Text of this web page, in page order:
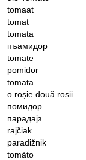
tomaat
tomat
tomata
пъамидор
tomate
pomidor
tomata
o roșie două roșii
помидор
парадајз
rajčiak
paradižnik
tomàto